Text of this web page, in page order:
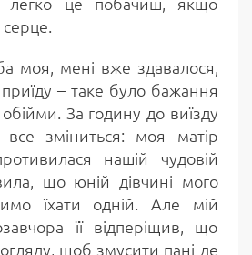
моя, мені вже здавалося,
– таке було бажання
За годину до виїзду
зміниться: моя матір
нашій чудовій
що юній дівчині мого
їхати одній. Але мій
її відперіщив, що
щоб змусити пані де